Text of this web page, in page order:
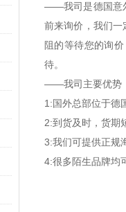
——我司是德国意
前来询价，我们
阻的等待您的询
待。
——我司主要优势
1:国外总部位于德
2:到货及时，货期
3:我们可提供正规
4:很多陌生品牌均